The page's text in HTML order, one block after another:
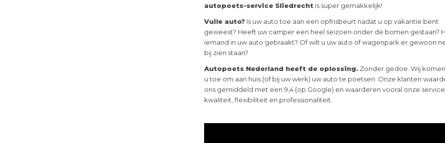
autopoets-service Sliedrecht is super gemakkelijk!
Vuile auto? Is uw auto toe aan een opfrisbeurt nadat u op vakantie bent
geweest? Heeft uw camper een heel seizoen onder de bomen gestaan?
iemand in uw auto gebraakt? Of wilt u uw auto of wagenpark er gewoon
bij zien staan?
Autopoets Nederland heeft de oplossing. Zonder gedoe. Wij
u toe om aan huis (of bij uw werk) uw auto te poetsen. Onze klanten
ons gemiddeld met een 9,4 (op Google) en waarderen vooral onze
kwaliteit, flexibiliteit en professionaliteit.